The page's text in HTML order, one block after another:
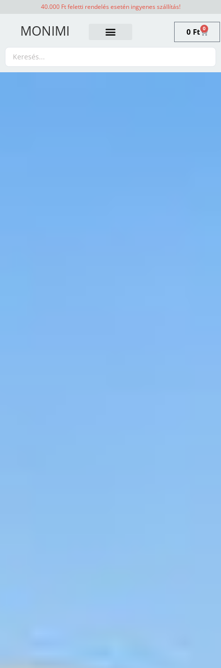
40.000 Ft feletti rendelés esetén ingyenes szállítás!
MONIMI 0 Ft 0